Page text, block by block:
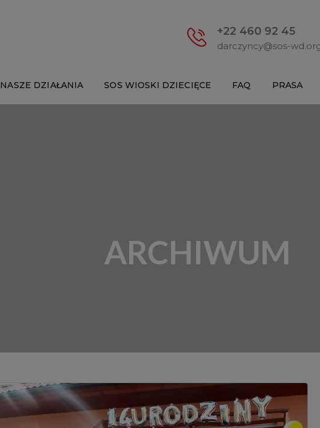
+22 460 92 45
darczyncy@sos-
NASZE DZIAŁANIA SOS WIOSKI DZIECIĘCE FAQ PRASA
ARCHIWUM